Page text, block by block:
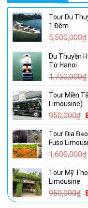
Tour Du
1 Đêm
5,500,000₫
Du Thuyền
Từ Hanoi
1,750,000₫
Tour Miền
Limousine)
950,000₫
Tour Địa
Fuso
1,600,000₫
Tour Mỹ
Limousine
950,000₫